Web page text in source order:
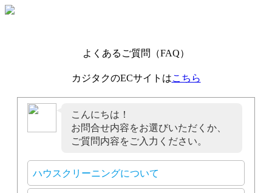
よくあるご質問（FAQ）
カジタクのECサイトはこちら